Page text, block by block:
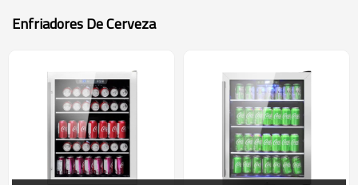
Enfriadores De Cerveza